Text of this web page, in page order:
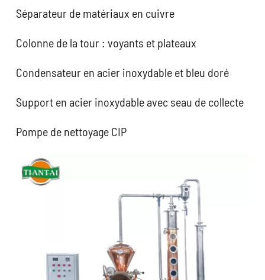
Séparateur de matériaux en cuivre
Colonne de la tour : voyants et plateaux
Condensateur en acier inoxydable et bleu doré
Support en acier inoxydable avec seau de collecte
Pompe de nettoyage CIP